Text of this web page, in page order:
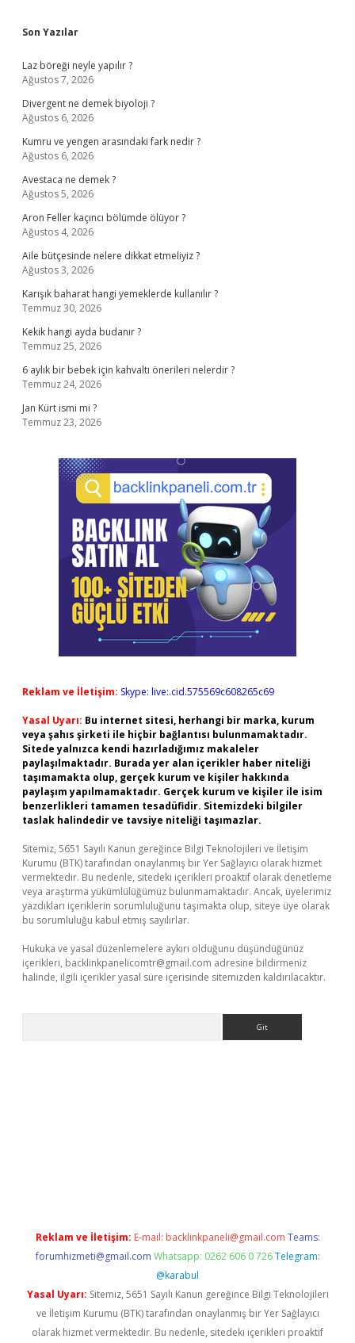
Sidebar
Son Yazılar
Laz böreği neyle yapılır ?
Ağustos 7, 2026
Divergent ne demek biyoloji ?
Ağustos 6, 2026
Kumru ve yengen arasındaki fark nedir ?
Ağustos 6, 2026
Avestaca ne demek ?
Ağustos 5, 2026
Aron Feller kaçıncı bölümde ölüyor ?
Ağustos 4, 2026
Aile bütçesinde nelere dikkat etmeliyiz ?
Ağustos 3, 2026
Karışık baharat hangi yemeklerde kullanılır ?
Temmuz 30, 2026
Kekik hangi ayda budanır ?
Temmuz 25, 2026
6 aylık bir bebek için kahvaltı önerileri nelerdir ?
Temmuz 24, 2026
Jan Kürt ismi mi ?
Temmuz 23, 2026
Reklam ve İletişim: Skype: live:.cid.575569c608265c69
Yasal Uyarı: Bu internet sitesi, herhangi bir marka, kurum
veya şahıs şirketi ile hiçbir bağlantısı bulunmamaktadır.
Sitede yalnızca kendi hazırladığımız makaleler
paylaşılmaktadır. Burada yer alan içerikler haber niteliği
taşımamakta olup, gerçek kurum ve kişiler hakkında
paylaşım yapılmamaktadır. Gerçek kurum ve kişiler ile isim
benzerlikleri tamamen tesadüfidir. Sitemizdeki bilgiler
taslak halindedir ve tavsiye niteliği taşımazlar.
Sitemiz, 5651 Sayılı Kanun gereğince Bilgi Teknolojileri ve İletişim
Kurumu (BTK) tarafından onaylanmış bir Yer Sağlayıcı olarak hizmet
vermektedir. Bu nedenle, sitedeki içerikleri proaktif olarak denetleme
veya araştırma yükümlülüğümüz bulunmamaktadır. Ancak, üyelerimiz
yazdıkları içeriklerin sorumluluğunu taşımakta olup, siteye üye olarak
bu sorumluluğu kabul etmiş sayılırlar.
Hukuka ve yasal düzenlemelere aykırı olduğunu düşündüğünüz
içerikleri, backlinkpanelicomtr@gmail.com adresine bildirmeniz
halinde, ilgili içerikler yasal süre içerisinde sitemizden kaldırılacaktır.
Reklam ve İletişim: E-mail: backlinkpaneli@gmail.com Teams:
forumhizmeti@gmail.com Whatsapp: 0262 606 0 726 Telegram:
@karabul
Yasal Uyarı: Sitemiz, 5651 Sayılı Kanun gereğince Bilgi Teknolojileri
ve İletişim Kurumu (BTK) tarafından onaylanmış bir Yer Sağlayıcı
olarak hizmet vermektedir. Bu nedenle, sitedeki içerikleri proaktif